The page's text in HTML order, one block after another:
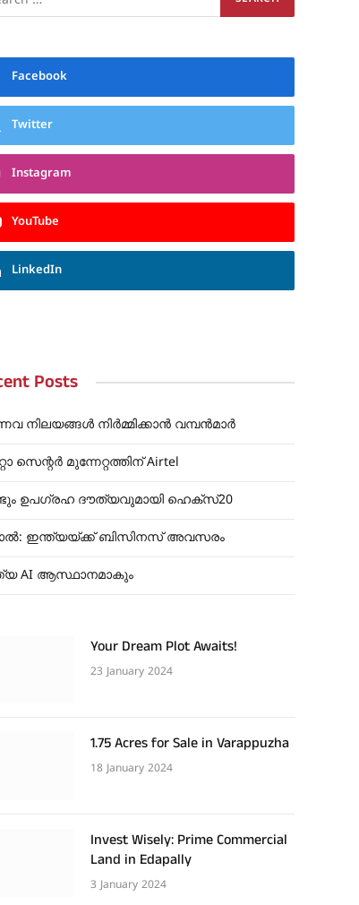
Facebook
Twitter
Instagram
YouTube
LinkedIn
Posts
നിലയങ്ങൾ നിർമ്മിക്കാൻ വമ്പൻമാർ
സെന്റർ മുന്നേറ്റത്തിന് Airtel
ഉപഗ്രഹ ദൗത്യവുമായി ഹെക്സ്20
ഇന്ത്യയ്ക്ക് ബിസിനസ് അവസരം
AI ആസ്ഥാനമാകും
Your Dream Plot Awaits!
23 January 2024
1.75 Acres for Sale in Varappuzha
18 January 2024
Invest Wisely: Prime Commercial
Land in Edapally
3 January 2024